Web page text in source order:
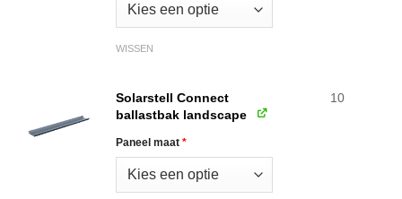
WISSEN
Solarstell Connect
ballastbak landscape
Paneel maat*
10